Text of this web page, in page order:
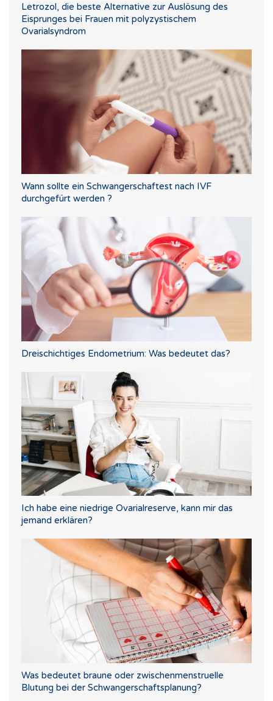
Letrozol, die beste Alternative zur Auslösung des
Eisprunges bei Frauen mit polyzystischem
Ovarialsyndrom
Wann sollte ein Schwangerschaftest nach IVF
durchgefürt werden ?
Dreischichtiges Endometrium: Was bedeutet das?
Ich habe eine niedrige Ovarialreserve, kann mir das
jemand erklären?
Was bedeutet braune oder zwischenmenstruelle
Blutung bei der Schwangerschaftsplanung?